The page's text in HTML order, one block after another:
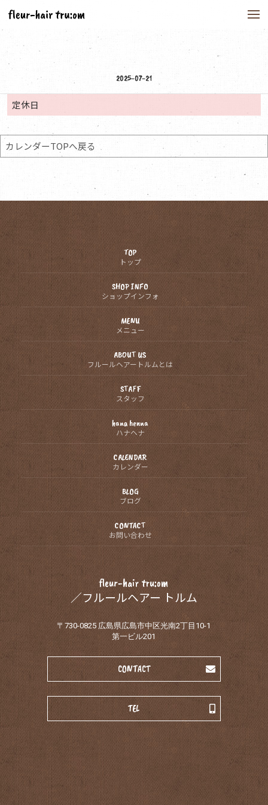
2025-07-21
定休日
カレンダーTOPへ戻る
TOP
トップ
SHOP INFO
ショップインフォ
MENU
メニュー
ABOUT US
フルールヘアートルムとは
STAFF
スタッフ
hana henna
ハナヘナ
CALENDAR
カレンダー
BLOG
ブログ
CONTACT
お問い合わせ
fleur-hair tru:om
／フルールヘアー トルム
〒730-0825 広島県広島市中区光南2丁目10-1
第一ビル201
CONTACT
TEL